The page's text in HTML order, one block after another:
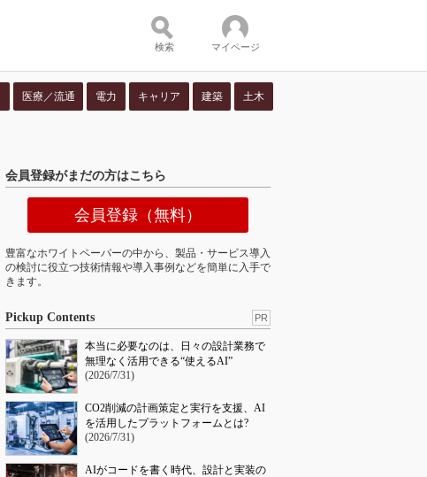
検索 マイページ
医療／流通 電力 キャリア 建築 土木
会員登録がまだの方はこちら
会員登録（無料）
豊富なホワイトペーパーの中から、製品・サービス導入
の検討に役立つ技術情報や導入事例などを簡単に入手で
きます。
Pickup Contents PR
本当に必要なのは、日々の設計業務で
無理なく活用できる“使えるAI”
(2026/7/31)
CO2削減の計画策定と実行を支援、AI
を活用したプラットフォームとは?
(2026/7/31)
AIがコードを書く時代、設計と実装の